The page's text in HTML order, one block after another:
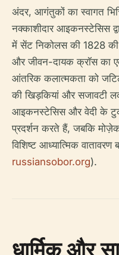
अंदर, आगंतुकों का स्वागत
नक्काशीदार आइकनस्टेसिस
में सेंट निकोलस की 1828 की
और जीवन-दायक क्रॉस का
आंतरिक कलात्मकता को
की खिड़कियां और सजावटी
आइकनस्टेसिस और वेदी के
प्रदर्शन करते हैं, जबकि
विशिष्ट आध्यात्मिक वातावरण
russiansobor.org).